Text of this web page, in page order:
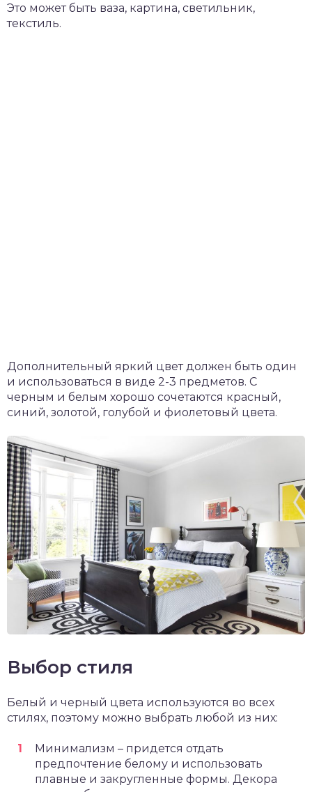
Это может быть ваза, картина, светильник,
текстиль.
Дополнительный яркий цвет должен быть один
и использоваться в виде 2-3 предметов. С
черным и белым хорошо сочетаются красный,
синий, золотой, голубой и фиолетовый цвета.
Выбор стиля
Белый и черный цвета используются во всех
стилях, поэтому можно выбрать любой из них:
Минимализм – придется отдать
предпочтение белому и использовать
плавные и закругленные формы. Декора